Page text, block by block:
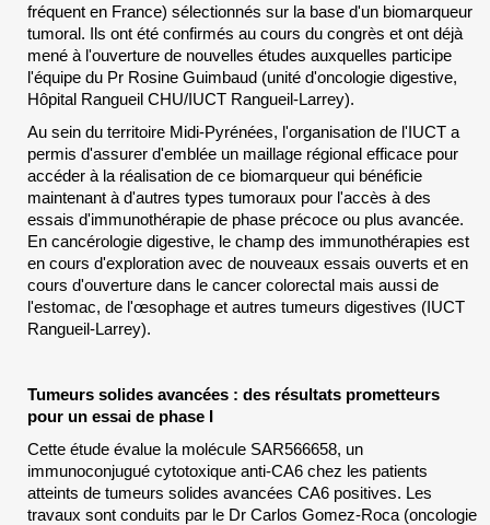
fréquent en France) sélectionnés sur la base d'un biomarqueur
tumoral. Ils ont été confirmés au cours du congrès et ont déjà
mené à l'ouverture de nouvelles études auxquelles participe
l'équipe du Pr Rosine Guimbaud (unité d'oncologie digestive,
Hôpital Rangueil CHU/IUCT Rangueil-Larrey).
Au sein du territoire Midi-Pyrénées, l'organisation de l'IUCT a
permis d'assurer d'emblée un maillage régional efficace pour
accéder à la réalisation de ce biomarqueur qui bénéficie
maintenant à d'autres types tumoraux pour l'accès à des
essais d'immunothérapie de phase précoce ou plus avancée.
En cancérologie digestive, le champ des immunothérapies est
en cours d'exploration avec de nouveaux essais ouverts et en
cours d'ouverture dans le cancer colorectal mais aussi de
l'estomac, de l'œsophage et autres tumeurs digestives (IUCT
Rangueil-Larrey).
Tumeurs solides avancées : des résultats prometteurs
pour un essai de phase I
Cette étude évalue la molécule SAR566658, un
immunoconjugué cytotoxique anti-CA6 chez les patients
atteints de tumeurs solides avancées CA6 positives. Les
travaux sont conduits par le Dr Carlos Gomez-Roca (oncologie